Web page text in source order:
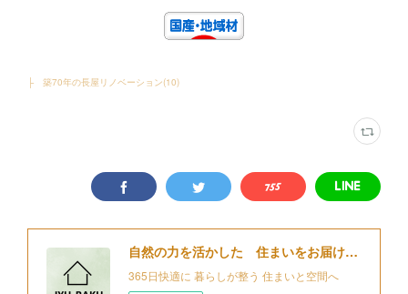
├ 築70年の長屋リノベーション(10)
自然の力を活かした 住まいをお届けする 細江住楽設計
365日快適に 暮らしが整う 住まいと空間へ